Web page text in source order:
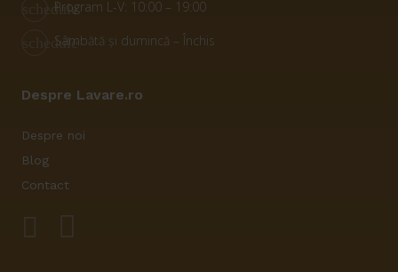
scheduleProgram L-V: 10:00 – 19:00
scheduleSâmbătă și dumincă – Închis
Despre Lavare.ro
Despre noi
Blog
Contact